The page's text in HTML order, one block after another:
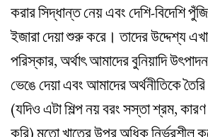
করার সিদ্ধান্ত নেয় এবং দেশি-বিদেশি
ইজারা দেয়া শুরু করে। তাদের উদ্দেশ্য
পরিস্কার, অর্থাৎ আমাদের বুনিয়াদি
ভেঙে দেয়া এবং আমাদের অর্থনীতিকে
(যদিও এটা শিল্প নয় বরং সস্তা শ্রম,
করি) মতো খাতের উপর অধিক নির্ভরশীল